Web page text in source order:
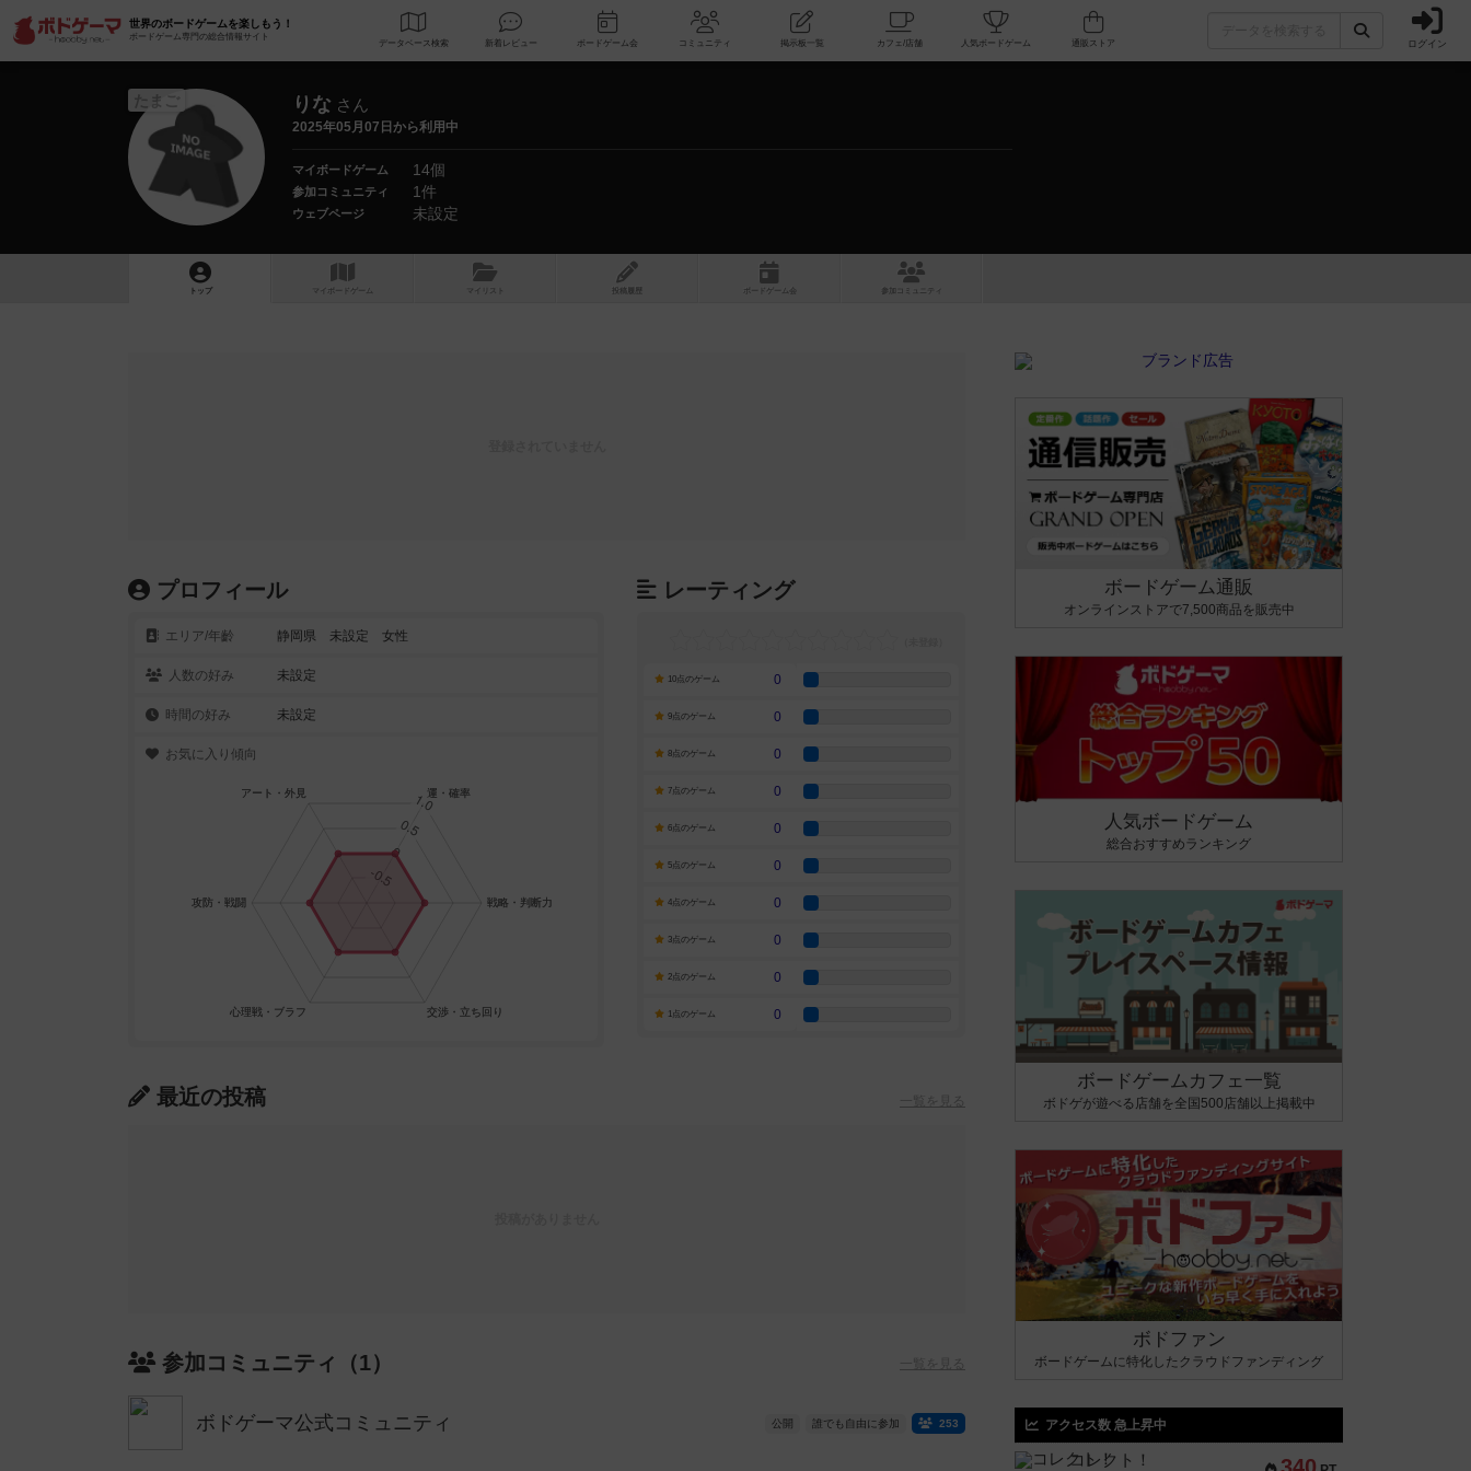
世界のボードゲームを楽しもう！
ボードゲーム専門の総合情報サイト
データベース 検索 新着レビュー ボードゲーム会 コミュニティ 掲示板一覧 カフェ/店舗 人気ボードゲーム ログイン
たまご りな さん
2025年05月07日から利用中
マイボードゲーム 14個
参加コミュニティ 1件
ウェブページ 未設定
トップ マイボードゲーム マイリスト 投稿履歴 ボ ドゲ ーム コミュニティ
プロフィール
エリア/年齡 静岡県 未設定 女性
人数の好み 未設定
時間の好み 未設定
お気に入り傾向
レーティング
10点のゲーム 0
9点のゲーム 0
8点のゲーム 0
7点のゲーム 0
6点のゲーム 0
5点のゲーム 0
4点のゲーム 0
3点のゲーム 0
2点のゲーム 0
1点のゲーム 0
最近の投稿 一覧を見る
参加コミュニティ（1） 一覧を見る
ボドゲーマ公式コミュニティ 公開 誰でも自由に参加 253
ボードゲーム通販
オンラインストアで7,500商品を販売中
人気ボードゲーム
総合おすすめランキング
ボードゲームカフェ一覧
ボドゲが遊べる店舗を全国500店舗以上掲載中
ボドファン
ボードゲームに特化したクラウドファンディング
アクセス数 急上昇中
コレクト！